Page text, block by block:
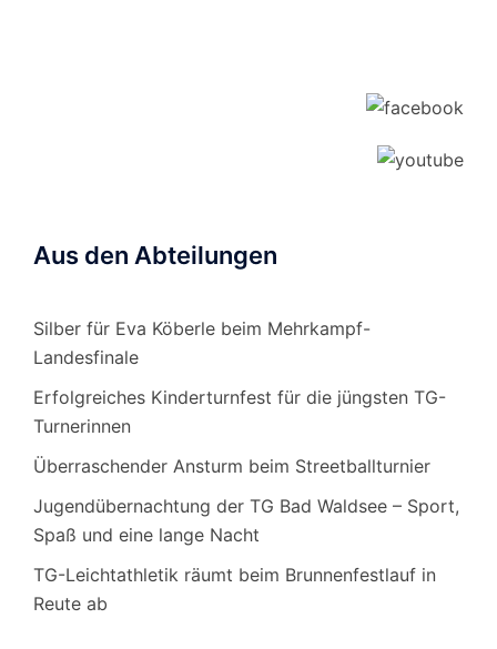
Aus den Abteilungen
Silber für Eva Köberle beim Mehrkampf-
Landesfinale
Erfolgreiches Kinderturnfest für die jüngsten TG-
Turnerinnen
Überraschender Ansturm beim Streetballturnier
Jugendübernachtung der TG Bad Waldsee – Sport,
Spaß und eine lange Nacht
TG-Leichtathletik räumt beim Brunnenfestlauf in
Reute ab